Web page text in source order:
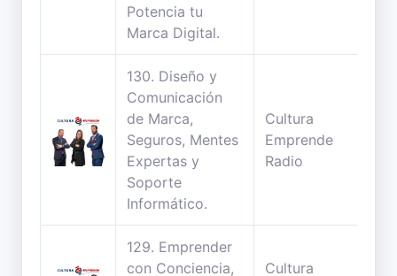
Potencia tu
Marca Digital.
130. Diseño y
Comunicación
de Marca,
Seguros, Mentes
Expertas y
Soporte
Informático.
Cultura
Emprende
Radio
129. Emprender
con Conciencia,
Cultura